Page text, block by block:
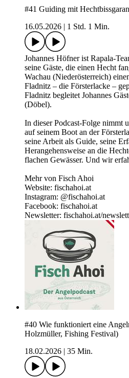
#41 Guiding mit
16.05.2026
1 Std. 1 Min.
Johannes Höfner ist Rapala-
seine Gäste, die einen Hecht
Wachau (Niederösterreich)
Fladnitz – die Försterlacke –
Fladnitz begleitet Johannes
(Döbel).
In dieser Podcast-Folge nimmt
auf seinem Boot an der
seine Arbeit als Guide, seine
Herangehensweise an die
flachen Gewässer. Und wir
Mehr von Fisch Ahoi
Website: fischahoi.at
Instagram: @fischahoi.at
Facebook: fischahoi.at
Newsletter: fischahoi.at/
#40 Wie funktioniert eine
Holzmüller, Fishing Festival)
18.02.2026
35 Min.